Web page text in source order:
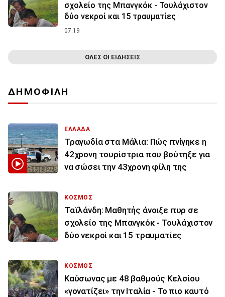
σχολείο της Μπανγκόκ - Τουλάχιστον
δύο νεκροί και 15 τραυματίες
07:19
ΟΛΕΣ ΟΙ ΕΙΔΗΣΕΙΣ
ΔΗΜΟΦΙΛΗ
ΕΛΛΑΔΑ
Τραγωδία στα Μάλια: Πώς πνίγηκε η
42χρονη τουρίστρια που βούτηξε για
να σώσει την 43χρονη φίλη της
ΚΟΣΜΟΣ
Ταϊλάνδη: Μαθητής άνοιξε πυρ σε
σχολείο της Μπανγκόκ - Τουλάχιστον
δύο νεκροί και 15 τραυματίες
ΚΟΣΜΟΣ
Καύσωνας με 48 βαθμούς Κελσίου
«γονατίζει» την Ιταλία - Το πιο καυτό